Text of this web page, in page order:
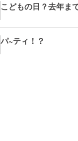
こどもの日？去年ま
パ~ティ！？